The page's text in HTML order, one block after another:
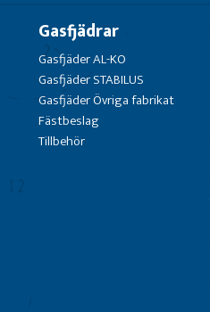
Gasfjädrar
Gasfjäder AL-KO
Gasfjäder STABILUS
Gasfjäder Övriga fabrikat
Fästbeslag
Tillbehör